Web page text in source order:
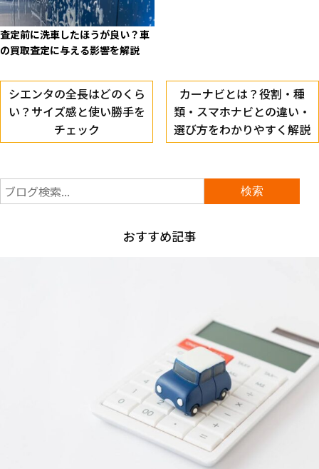
査定前に洗車したほうが良い？車
の買取査定に与える影響を解説
シエンタの全長はどのくら
い？サイズ感と使い勝手を
チェック
カーナビとは？役割・種
類・スマホナビとの違い・
選び方をわかりやすく解説
おすすめ記事